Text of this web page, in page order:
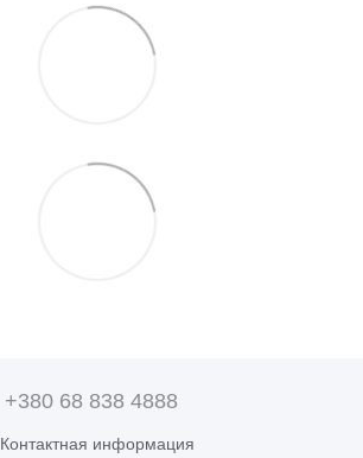
+380 68 838 4888
Контактная информация